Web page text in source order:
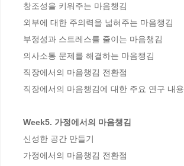
창조성을 키워주는 마음챙김
외부에 대한 주의력을 넓혀주는 마음챙김
부정성과 스트레스를 줄이는 마음챙김
의사소통 문제를 해결하는 마음챙김
직장에서의 마음챙김 전환점
직장에서의 마음챙김에 대한 주요 연구 내용
Week5. 가정에서의 마음챙김
신성한 공간 만들기
가정에서의 마음챙김 전환점